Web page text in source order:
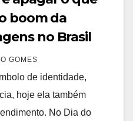
boom da
no Brasil
GOMES
de identidade,
hoje ela também
No Dia do